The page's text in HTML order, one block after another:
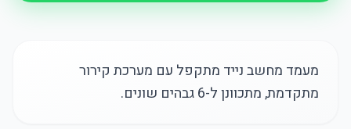
מעמד מחשב נייד מתקפל עם מערכת קירור
מתקדמת, מתכוונן ל-6 גבהים שונים.